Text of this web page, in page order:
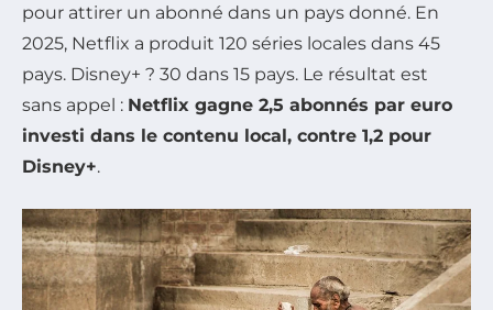
pour attirer un abonné dans un pays donné. En
2025, Netflix a produit 120 séries locales dans 45
pays. Disney+ ? 30 dans 15 pays. Le résultat est
sans appel : Netflix gagne 2,5 abonnés par euro
investi dans le contenu local, contre 1,2 pour
Disney+.